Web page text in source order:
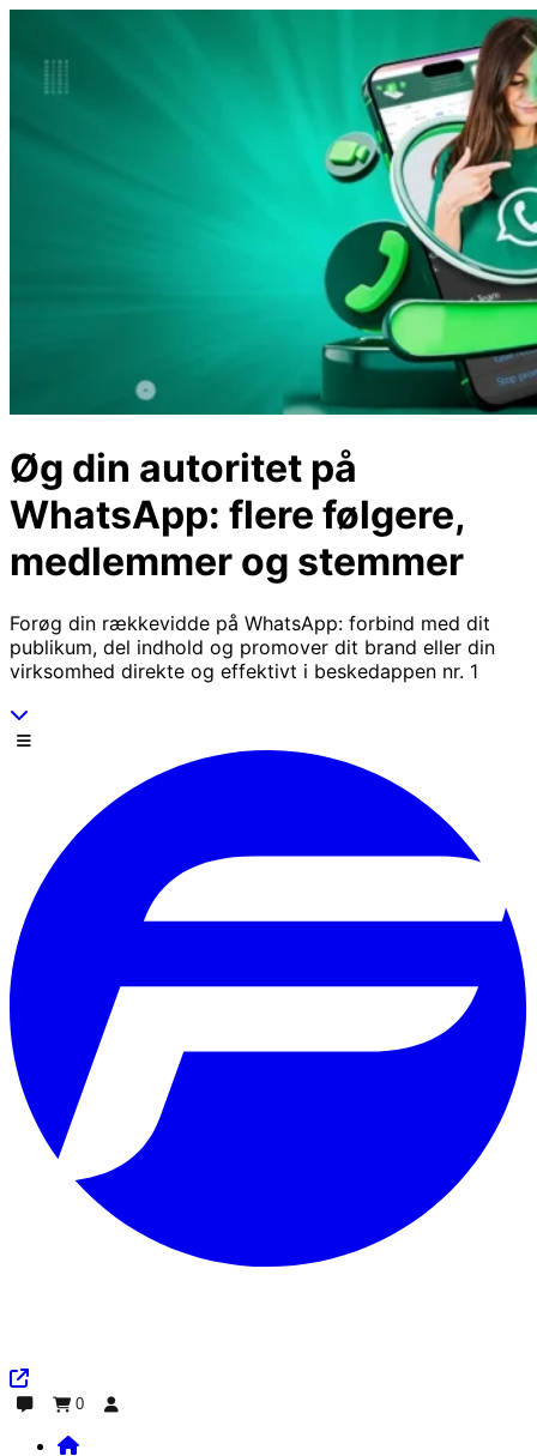
Øg din autoritet på
WhatsApp: flere følgere,
medlemmer og stemmer
Forøg din rækkevidde på WhatsApp: forbind med dit
publikum, del indhold og promover dit brand eller din
virksomhed direkte og effektivt i beskedappen nr. 1
Scroll ned
0